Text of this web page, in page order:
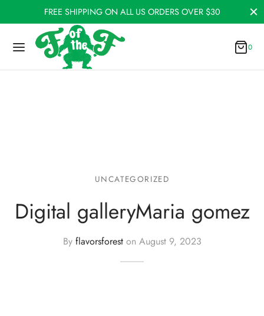
FREE SHIPPING ON ALL US ORDERS OVER $30
0
UNCATEGORIZED
Digital galleryMaria gomez
By flavorsforeston August 9, 2023
Cart
Updating…